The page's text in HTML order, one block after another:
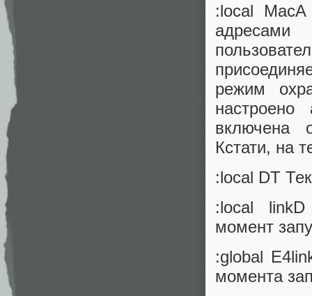
:local
режим
включена
Кстати, на
:local DT
:local
момент
:global
момента